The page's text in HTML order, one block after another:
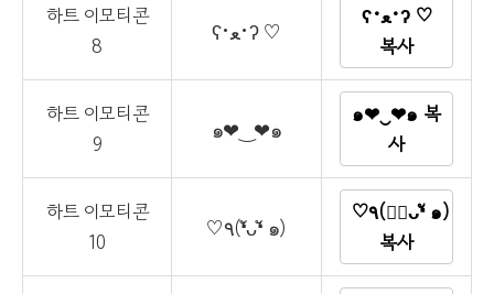
하트 이모티콘
8
ʕ•ﻌ•ʔ ♡
ʕ•ﻌ•ʔ ♡
복사
하트 이모티콘
9
๑❤‿❤๑
๑❤‿❤๑ 복
사
하트 이모티콘
10
♡٩(❛ัᴗ❛ั ๑)
♡٩(❛ัᴗ❛ั ๑)
복사